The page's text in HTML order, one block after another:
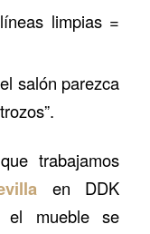
limpias =
salón parezca
trabajamos
en DDK
el mueble se